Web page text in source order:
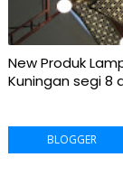
New Produk
Kuningan segi 8
BLOGGER